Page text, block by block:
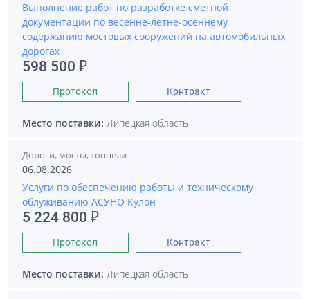
Выполнение работ по разработке сметной
документации по весенне-летне-осеннему
содержанию мостовых сооружений на автомобильных
дорогах
598 500 ₽
Протокол Контракт
Место поставки: Липецкая область
Дороги, мосты, тоннели
06.08.2026
Услуги по обеспечению работы и техническому
облуживанию АСУНО Кулон
5 224 800 ₽
Протокол Контракт
Место поставки: Липецкая область